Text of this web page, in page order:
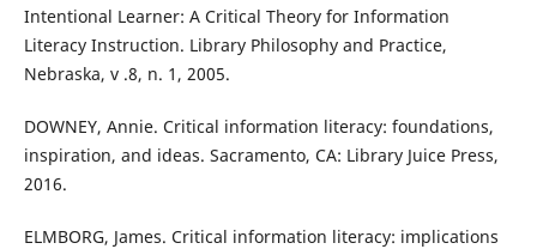
Intentional Learner: A Critical Theory for Information
Literacy Instruction. Library Philosophy and Practice,
Nebraska, v .8, n. 1, 2005.
DOWNEY, Annie. Critical information literacy: foundations,
inspiration, and ideas. Sacramento, CA: Library Juice Press,
2016.
ELMBORG, James. Critical information literacy: implications